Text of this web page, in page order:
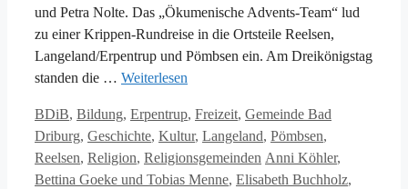
und Petra Nolte. Das „Ökumenische Advents-Team“ lud
zu einer Krippen-Rundreise in die Ortsteile Reelsen,
Langeland/Erpentrup und Pömbsen ein. Am Dreikönigstag
standen die … Weiterlesen
Kategorien
BDiB, Bildung, Erpentrup, Freizeit, Gemeinde Bad
Driburg, Geschichte, Kultur, Langeland, Pömbsen,
Reelsen, Religion, Religionsgemeinden Schlagwörter
Anni Köhler,
Bettina Goeke und Tobias Menne, Elisabeth Buchholz,